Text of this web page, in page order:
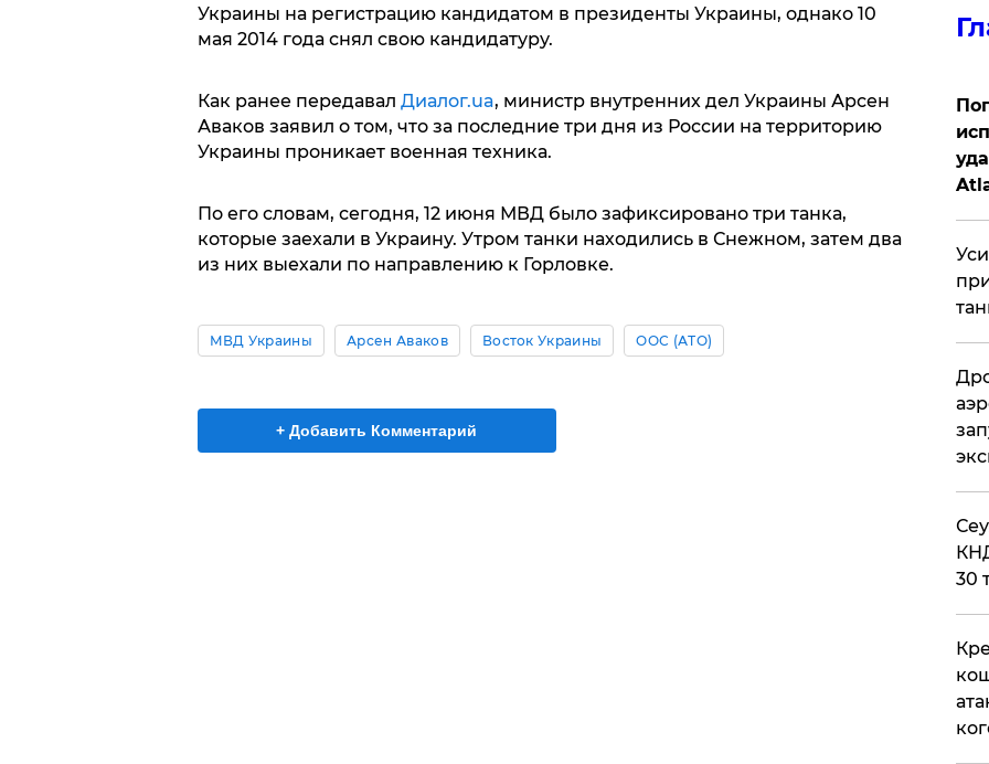
Украины на регистрацию кандидатом в президенты Украины, однако 10
мая 2014 года снял свою кандидатуру.
Как ранее передавал Диалог.ua, министр внутренних дел Украины Арсен
Аваков заявил о том, что за последние три дня из России на территорию
Украины проникает военная техника.
По его словам, сегодня, 12 июня МВД было зафиксировано три танка,
которые заехали в Украину. Утром танки находились в Снежном, затем два
из них выехали по направлению к Горловке.
МВД Украины Арсен Аваков Восток Украины ООС (АТО)
+ Добавить Комментарий
30